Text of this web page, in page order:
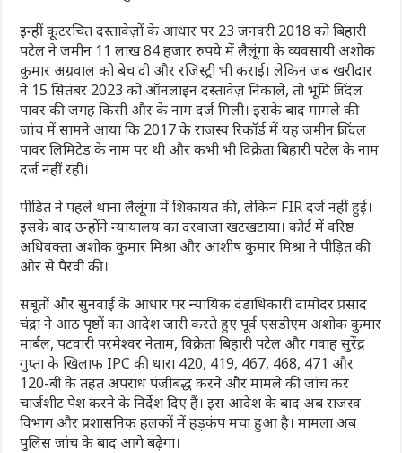
इन्हीं कूटरचित दस्तावेज़ों के आधार पर 23 जनवरी 2018 को बिहारी
पटेल ने जमीन 11 लाख 84 हजार रुपये में लैलूंगा के व्यवसायी अशोक
कुमार अग्रवाल को बेच दी और रजिस्ट्री भी कराई। लेकिन जब खरीदार
ने 15 सितंबर 2023 को ऑनलाइन दस्तावेज़ निकाले, तो भूमि जिंदल
पावर की जगह किसी और के नाम दर्ज मिली। इसके बाद मामले की
जांच में सामने आया कि 2017 के राजस्व रिकॉर्ड में यह जमीन जिंदल
पावर लिमिटेड के नाम पर थी और कभी भी विक्रेता बिहारी पटेल के नाम
दर्ज नहीं रही।
पीड़ित ने पहले थाना लैलूंगा में शिकायत की, लेकिन FIR दर्ज नहीं हुई।
इसके बाद उन्होंने न्यायालय का दरवाजा खटखटाया। कोर्ट में वरिष्ठ
अधिवक्ता अशोक कुमार मिश्रा और आशीष कुमार मिश्रा ने पीड़ित की
ओर से पैरवी की।
सबूतों और सुनवाई के आधार पर न्यायिक दंडाधिकारी दामोदर प्रसाद
चंद्रा ने आठ पृष्ठों का आदेश जारी करते हुए पूर्व एसडीएम अशोक कुमार
मार्बल, पटवारी परमेश्वर नेताम, विक्रेता बिहारी पटेल और गवाह सुरेंद्र
गुप्ता के खिलाफ IPC की धारा 420, 419, 467, 468, 471 और
120-बी के तहत अपराध पंजीबद्ध करने और मामले की जांच कर
चार्जशीट पेश करने के निर्देश दिए हैं। इस आदेश के बाद अब राजस्व
विभाग और प्रशासनिक हलकों में हड़कंप मचा हुआ है। मामला अब
पुलिस जांच के बाद आगे बढ़ेगा।